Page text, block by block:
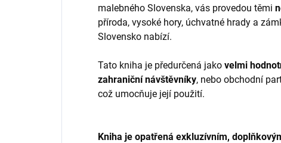
malebného Slovenska, vás provedou těmi
příroda, vysoké hory, úchvatné hrady a
Slovensko nabízí.
Tato kniha je předurčená jako velmi
zahraniční návštěvníky, nebo obchodní
což umocňuje její použití.
Kniha je opatřená exkluzívním,